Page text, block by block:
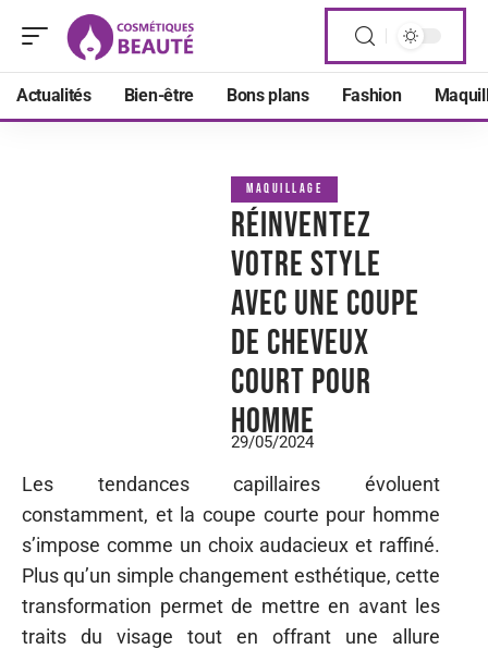
Actualités Bien-être Bons plans Fashion
MAQUILLAGE
Réinventez
votre style
avec une coupe
de cheveux
court pour
homme
29/05/2024
Les tendances capillaires évoluent
constamment, et la coupe courte pour homme
s’impose comme un choix audacieux et raffiné.
Plus qu’un simple changement esthétique, cette
transformation permet de mettre en avant les
traits du visage tout en offrant une allure